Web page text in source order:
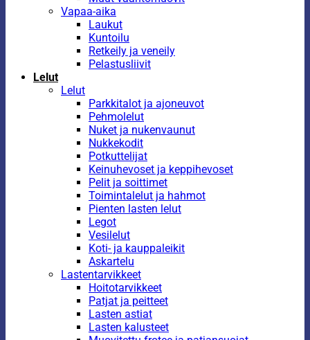
Vapaa-aika
Laukut
Kuntoilu
Retkeily ja veneily
Pelastusliivit
Lelut
Lelut
Parkkitalot ja ajoneuvot
Pehmolelut
Nuket ja nukenvaunut
Nukkekodit
Potkuttelijat
Keinuhevoset ja keppihevoset
Pelit ja soittimet
Toimintalelut ja hahmot
Pienten lasten lelut
Legot
Vesilelut
Koti- ja kauppaleikit
Askartelu
Lastentarvikkeet
Hoitotarvikkeet
Patjat ja peitteet
Lasten astiat
Lasten kalusteet